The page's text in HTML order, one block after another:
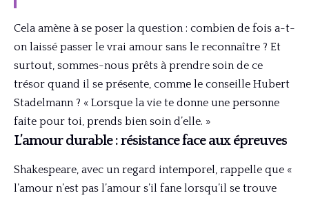
Cela amène à se poser la question : combien de fois a-t-
on laissé passer le vrai amour sans le reconnaître ? Et
surtout, sommes-nous prêts à prendre soin de ce
trésor quand il se présente, comme le conseille Hubert
Stadelmann ? « Lorsque la vie te donne une personne
faite pour toi, prends bien soin d’elle. »
L’amour durable : résistance face aux épreuves
Shakespeare, avec un regard intemporel, rappelle que «
l’amour n’est pas l’amour s’il fane lorsqu’il se trouve